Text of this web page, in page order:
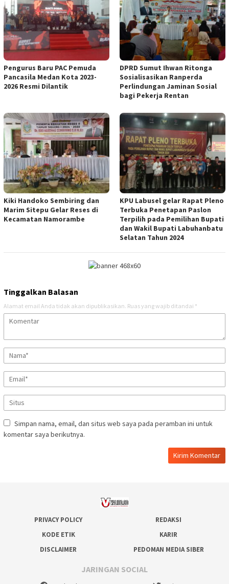
Pengurus Baru PAC Pemuda
Pancasila Medan Kota 2023-
2026 Resmi Dilantik
DPRD Sumut Ihwan Ritonga
Sosialisasikan Ranperda
Perlindungan Jaminan Sosial
bagi Pekerja Rentan
Kiki Handoko Sembiring dan
Marim Sitepu Gelar Reses di
Kecamatan Namorambe
KPU Labusel gelar Rapat Pleno
Terbuka Penetapan Paslon
Terpilih pada Pemilihan Bupati
dan Wakil Bupati Labuhanbatu
Selatan Tahun 2024
Tinggalkan Balasan
Alamat email Anda tidak akan dipublikasikan. Ruas yang wajib ditandai *
Simpan nama, email, dan situs web saya pada peramban ini untuk
komentar saya berikutnya.
PRIVACY POLICY
REDAKSI
KODE ETIK
KARIR
DISCLAIMER
PEDOMAN MEDIA SIBER
JARINGAN SOCIAL